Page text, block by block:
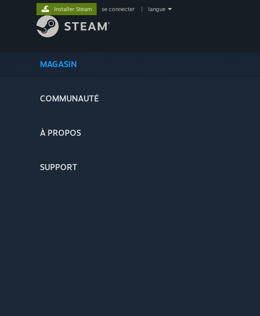
MAGASIN
COMMUNAUTÉ
À PROPOS
SUPPORT
Installer Steam se connecter langue